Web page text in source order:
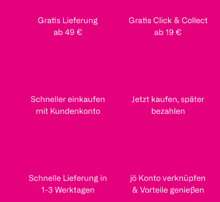
Gratis Lieferung
ab 49 €
Gratis Click & Collect
ab 19 €
Schneller einkaufen
mit Kundenkonto
Jetzt kaufen, später
bezahlen
Schnelle Lieferung in
1-3 Werktagen
jö Konto verknüpfen
& Vorteile genießen